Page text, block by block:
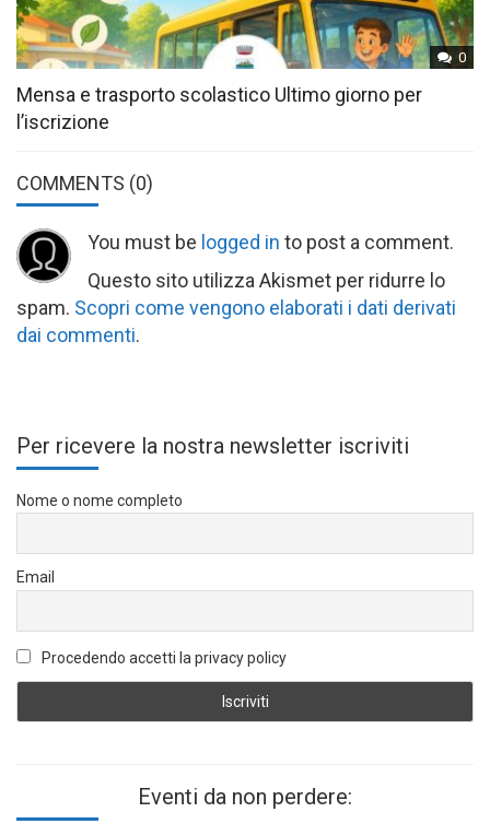
0
Mensa e trasporto scolastico Ultimo giorno per
l’iscrizione
COMMENTS (0)
You must be logged in to post a comment.
Questo sito utilizza Akismet per ridurre lo
spam. Scopri come vengono elaborati i dati derivati
dai commenti.
Per ricevere la nostra newsletter iscriviti
Nome o nome completo
Email
Procedendo accetti la privacy policy
Eventi da non perdere: